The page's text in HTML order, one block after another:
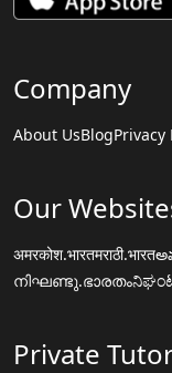
Company
About UsBlogPrivacy
Our
अमरकोश.भारतमराठी.भारत
നിഘണ്ടു.ഭാരതം
Private